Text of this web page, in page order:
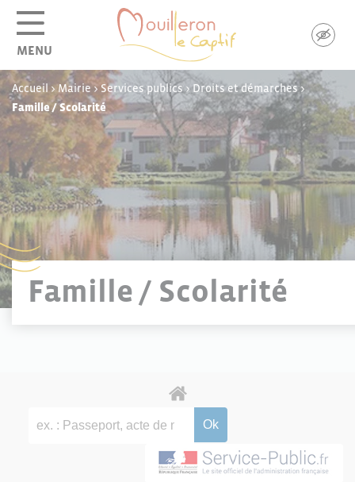
MENU
Accueil >Mairie> Services publics>Droits et démarches>
Famille / Scolarité
Famille / Scolarité
Panneau de gestion des cookies